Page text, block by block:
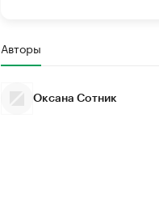
Авторы
Оксана Сотник